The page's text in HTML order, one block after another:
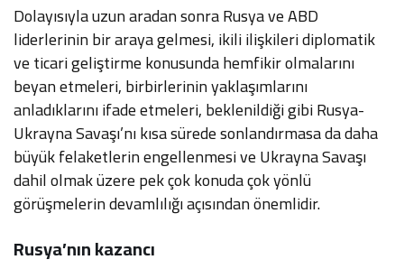
Dolayısıyla uzun aradan sonra Rusya ve ABD
liderlerinin bir araya gelmesi, ikili ilişkileri diplomatik
ve ticari geliştirme konusunda hemfikir olmalarını
beyan etmeleri, birbirlerinin yaklaşımlarını
anladıklarını ifade etmeleri, beklenildiği gibi Rusya-
Ukrayna Savaşı’nı kısa sürede sonlandırmasa da daha
büyük felaketlerin engellenmesi ve Ukrayna Savaşı
dahil olmak üzere pek çok konuda çok yönlü
görüşmelerin devamlılığı açısından önemlidir.
Rusya’nın kazancı